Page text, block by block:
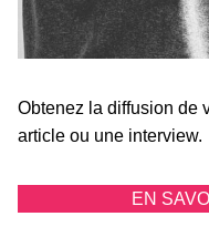
Obtenez la diffusion de
article ou une interview.
EN